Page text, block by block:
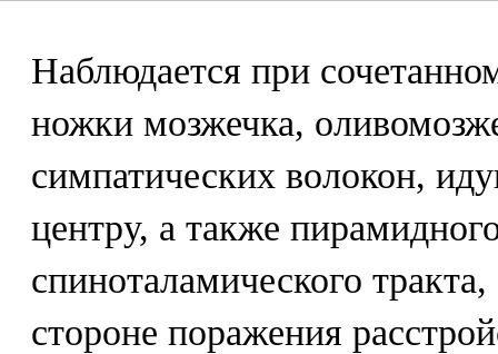
Наблюдается при
ножки мозжечка,
симпатических волокон,
центру, а также
спиноталамического
стороне поражения